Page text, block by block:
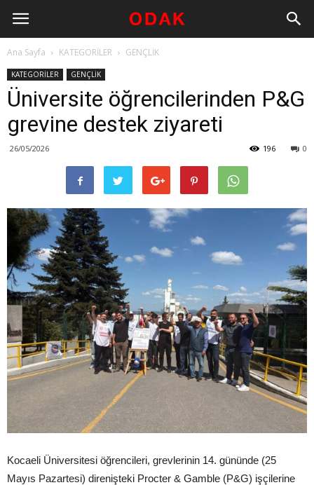
Ana Sayfa KATEGORİLER GENÇLİK
KATEGORİLER GENÇLİK
Üniversite öğrencilerinden P&G
grevine destek ziyareti
26/05/2026 0
196
Kocaeli Üniversitesi öğrencileri, grevlerinin 14. gününde (25
Mayıs Pazartesi) direnişteki Procter & Gamble (P&G) işçilerine